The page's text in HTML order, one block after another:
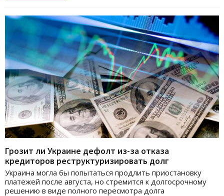
Грозит ли Украине дефолт из-за отказа
кредиторов реструктуризировать долг
Украина могла бы попытаться продлить приостановку
платежей после августа, но стремится к долгосрочному
решению в виде полного пересмотра долга